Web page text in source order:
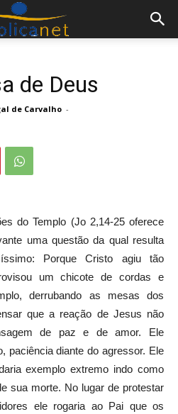
de Deus
de Carvalho -
do Templo (Jo 2,14-25 oferece
uma questão da qual resulta
Porque Cristo agiu tão
um chicote de cordas e
derrubando as mesas dos
que a reação de Jesus não
de paz e de amor. Ele
paciência diante do agressor. Ele
exemplo extremo indo como
sua morte. No lugar de protestar
ele rogaria ao Pai que os